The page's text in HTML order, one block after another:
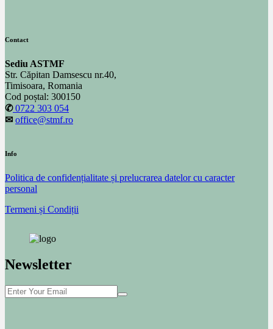
Contact
Sediu ASTMF
Str. Căpitan Damsescu nr.40,
Timisoara, Romania
Cod poștal: 300150
✆0722 303 054
✉ office@stmf.ro
Info
Politica de confidențialitate și prelucrarea datelor cu caracter
personal
Termeni și Condiții
Newsletter